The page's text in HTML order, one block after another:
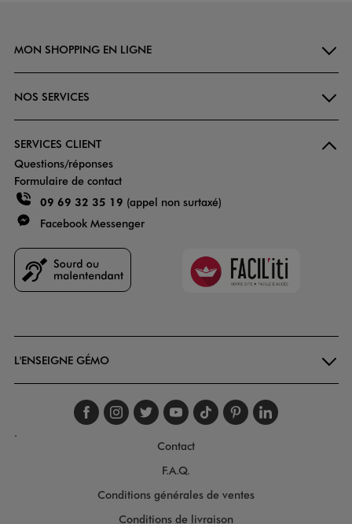
MON SHOPPING EN LIGNE
NOS SERVICES
SERVICES CLIENT
Questions/réponses
Formulaire de contact
09 69 32 35 19 (appel non surtaxé)
Facebook Messenger
Faciliti
L'ENSEIGNE GÉMO
Suivez-nous sur
Suivez-nous sur
Suivez-nous sur
Suivez-nous
Suivez-nous
Suivez-
.
Contact
F.A.Q.
Conditions générales de ventes
Conditions de livraison